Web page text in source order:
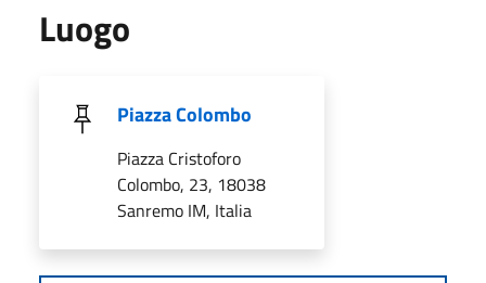
Luogo
Piazza Colombo
Piazza Cristoforo
Colombo, 23, 18038
Sanremo IM, Italia